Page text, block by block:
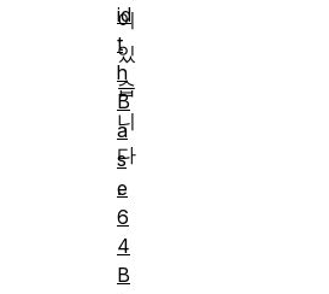
이
있
습
니
다
.
id
t
h
B
a
s
e
6
4
B